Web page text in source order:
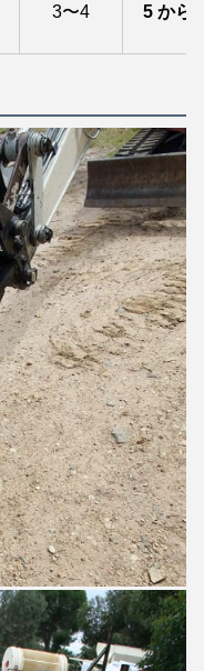
3〜4 5 から